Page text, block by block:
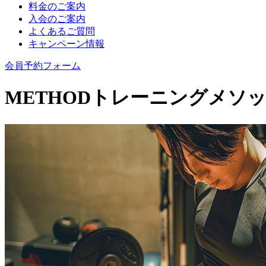
料金のご案内
入会のご案内
よくあるご質問
キャンペーン情報
会員予約フォーム
METHOD トレーニングメソ